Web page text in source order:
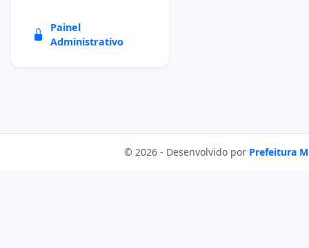
Painel
Administrativo
© 2026 - Desenvolvido por Prefeitura